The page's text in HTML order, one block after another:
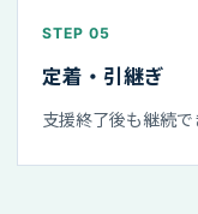
STEP 05
定着・引継ぎ
支援終了後も継続で